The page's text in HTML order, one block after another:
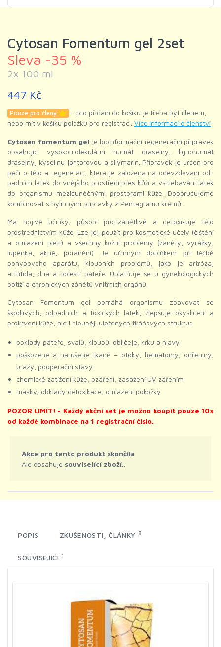
Cytosan Fomentum gel 2set
Sleva -35 %
2x 100 ml
447 Kč
Pouze pro členy
- pro přidání do košíku je třeba být členem,
nebo mít v košíku položku pro registraci. Více informací o členství
Cytosan fomentum gel je bioinformační regenerační přípravek
obsahující vysokomolekulární humát draselný, lignohumát
draselný, kyselinu jantarovou a silymarin. Přípravek je určen pro
péči o tělo a regeneraci, která je založena na odevzdávání od-
padních látek do vnějšího prostředí přes kůži a vstřebávání látek
do organismu mezibuněčnými prostorami kůže. Doporučujeme
kombinovat s bylinnými přípravky z Pentagramu krémů.
Má hojivé účinky, působí protizánětlivě a detoxikuje tělo
prostřednictvím kůže. Lze jej použít pro kosmetické účely (čištění
a omlazení pleti) a všechny kožní problémy (záněty, vyrážky,
lupénka, akné, poranění). Je účinným doplňkem při léčbě
pohybového aparátu, kloubních problémů, jako je artróza,
artritida, dna a bolesti páteře. Uplatňuje se u gynekologických
obtíží a chronických zánětů vnitřních orgánů.
Cytosan Fomentum gel pomáhá organismu zbavovat se
škodlivých, odpadních a toxických látek, zlepšuje okysličení a
prokrvení kůže, ale i hlouběji uložených tkáňových struktur.
obklady páteře, svalů, kloubů, obličeje, krku a hlavy
poškozené a narušené tkáně – otoky, hematomy, odřeniny,
úrazy, pooperační stavy
chemické zatížení kůže, ozáření, zasažení UV zářením
masky, obklady detoxikace, omlazení pokožky
POZOR LIMIT! - Každý akční set je možno koupit pouze 10x
od každé kombinace na 1 registrační číslo.
Akce pro tento produkt skončila
Ale obsahuje související zboží.
POPIS ZKUŠENOSTI, ČLÁNKY 8
SOUVISEJÍCÍ 1